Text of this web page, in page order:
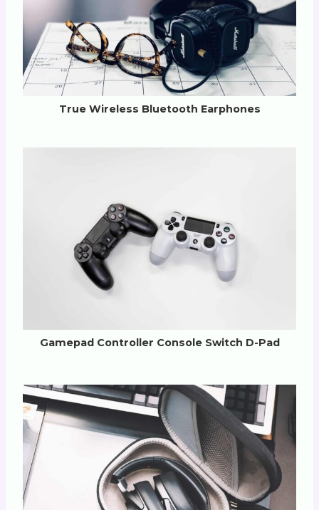
True Wireless Bluetooth Earphones
Gamepad Controller Console Switch D-Pad